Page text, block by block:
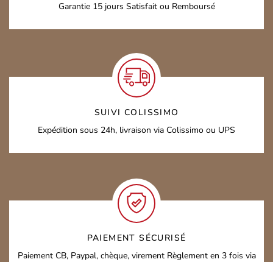
Garantie 15 jours Satisfait ou Remboursé
SUIVI COLISSIMO
Expédition sous 24h, livraison via Colissimo ou UPS
PAIEMENT SÉCURISÉ
Paiement CB, Paypal, chèque, virementRèglement en 3 fois via